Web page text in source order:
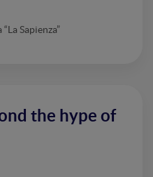
Sapienza”
the hype of